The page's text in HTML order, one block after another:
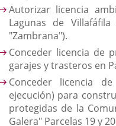
Autorizar licencia
Lagunas de
"Zambrana").
Conceder licencia de
garajes y trasteros en
Conceder licencia
ejecución) para
protegidas de la
Galera" Parcelas 19 y